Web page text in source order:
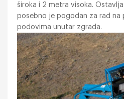
široka i 2 metra visoka.
posebno je pogodan za rad na
podovima unutar zgrada.